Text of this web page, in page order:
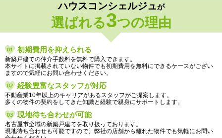
ハウスコンシェルジュが
選ばれる3つの理由
初期費用を抑えられる
新築戸建ての仲介手数料を無料で購入できます。
本サイトに掲載されていない物件でも初期費用を無料にできるケースがござい
ますので気軽にお問い合わせください。
経験豊富なスタッフが対応
不動産業10年以上のキャリアがあるスタッフがご提案します。
多くの物件の契約をしてきた知識と経験で親身にサポートします。
現地待ち合わせが可能
名古屋市全域の新築戸建てを取り扱っております。
現地待ち合わせも可能ですので、弊社の店舗から離れた物件でも気軽にお問い